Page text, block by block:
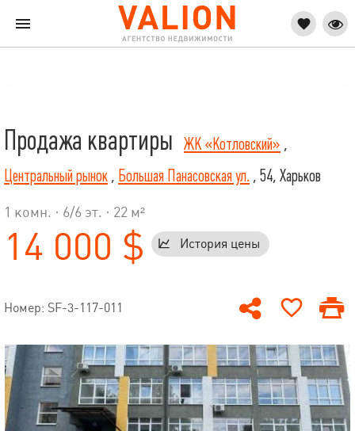
Продажа квартиры ЖК «Котловский» ,
Центральный рынок , Большая Панасовская ул. , 54, Харьков
1 комн. · 6/6 эт. · 22 м²
14 000 $ История цены
Номер: SF-3-117-011